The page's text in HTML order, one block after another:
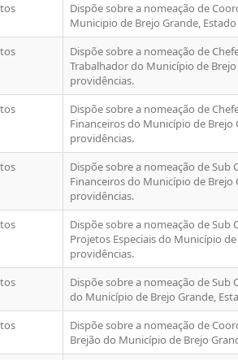
Dispõe sobre a nomeação de
Municipio de Brejo Grande,
Dispõe sobre a nomeação de
Trabalhador do Município de
providências.
Dispõe sobre a nomeação de
Financeiros do Município de Brejo
providências.
Dispõe sobre a nomeação de Sub
Financeiros do Município de Brejo
providências.
Dispõe sobre a nomeação de Sub
Projetos Especiais do Município
providências.
Dispõe sobre a nomeação de Sub
do Município de Brejo Grande,
Dispõe sobre a nomeação de
Brejão do Município de Brejo